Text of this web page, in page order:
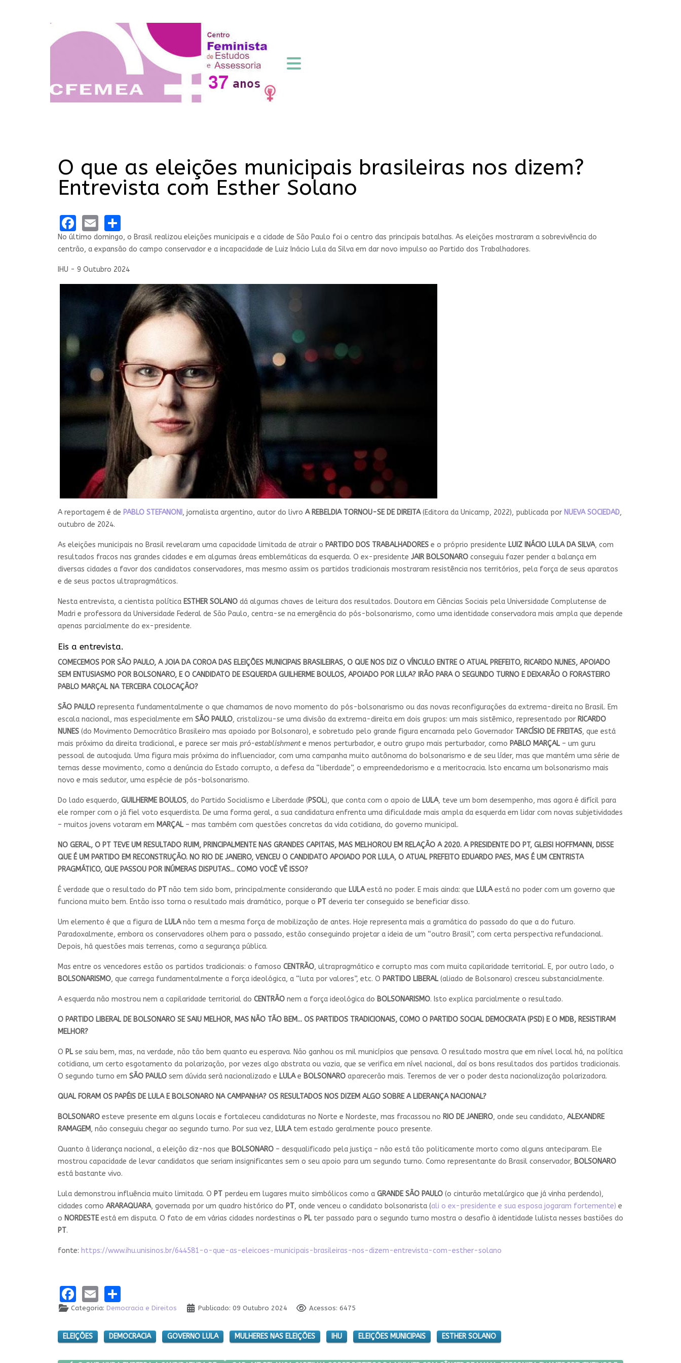
O que as eleições municipais brasileiras nos dizem?
Entrevista com Esther Solano
Facebook
Email
No último domingo, o Brasil realizou eleições municipais e a cidade de São Paulo foi o centro das principais batalhas. As eleições mostraram a sobrevivência do
centrão, a expansão do campo conservador e a incapacidade de Luiz Inácio Lula da Silva em dar novo impulso ao Partido dos Trabalhadores.
IHU - 9 Outubro 2024
A reportagem é de PABLO STEFANONI , jornalista argentino, autor do livro A REBELDIA TORNOU-SE DE DIREITA(Editora da Unicamp, 2022), publicada por NUEVA SOCIEDAD,
outubro de 2024.
As eleições municipais no Brasil revelaram uma capacidade limitada de atrair o PARTIDO DOS TRABALHADORES e o próprio presidente LUIZ INÁCIO LULA DA SILVA, com
resultados fracos nas grandes cidades e em algumas áreas emblemáticas da esquerda. O ex-presidente JAIR BOLSONARO conseguiu fazer pender a balança em
diversas cidades a favor dos candidatos conservadores, mas mesmo assim os partidos tradicionais mostraram resistência nos territórios, pela força de seus aparatos
e de seus pactos ultrapragmáticos.
Nesta entrevista, a cientista política ESTHER SOLANO dá algumas chaves de leitura dos resultados. Doutora em Ciências Sociais pela Universidade Complutense de
Madri e professora da Universidade Federal de São Paulo, centra-se na emergência do pós-bolsonarismo, como uma identidade conservadora mais ampla que depende
apenas parcialmente do ex-presidente.
Eis a entrevista.
COMECEMOS POR SÃO PAULO, A JOIA DA COROA DAS ELEIÇÕES MUNICIPAIS BRASILEIRAS, O QUE NOS DIZ O VÍNCULO ENTRE O ATUAL PREFEITO, RICARDO NUNES, APOIADO
SEM ENTUSIASMO POR BOLSONARO, E O CANDIDATO DE ESQUERDA GUILHERME BOULOS, APOIADO POR LULA? IRÃO PARA O SEGUNDO TURNO E DEIXARÃO O FORASTEIRO
PABLO MARÇAL NA TERCEIRA COLOCAÇÃO?
SÃO PAULO representa fundamentalmente o que chamamos de novo momento do pós-bolsonarismo ou das novas reconfigurações da extrema-direita no Brasil. Em
escala nacional, mas especialmente em SÃO PAULO, cristalizou-se uma divisão da extrema-direita em dois grupos: um mais sistêmico, representado por RICARDO
NUNES (do Movimento Democrático Brasileiro mas apoiado por Bolsonaro), e sobretudo pelo grande figura encarnada pelo Governador TARCÍSIO DE FREITAS, que está
mais próximo da direita tradicional, e parece ser mais pró-establishmente menos perturbador, e outro grupo mais perturbador, como PABLO MARÇAL – um guru
pessoal de autoajuda. Uma figura mais próxima do influenciador, com uma campanha muito autônoma do bolsonarismo e de seu líder, mas que mantém uma série de
temas desse movimento, como a denúncia do Estado corrupto, a defesa da “liberdade”, o empreendedorismo e a meritocracia. Isto encarna um bolsonarismo mais
novo e mais sedutor, uma espécie de pós-bolsonarismo.
Do lado esquerdo, GUILHERME BOULOS, do Partido Socialismo e Liberdade (PSOL), que conta com o apoio de LULA, teve um bom desempenho, mas agora é difícil para
ele romper com o já fiel voto esquerdista. De uma forma geral, a sua candidatura enfrenta uma dificuldade mais ampla da esquerda em lidar com novas subjetividades
– muitos jovens votaram em MARÇAL – mas também com questões concretas da vida cotidiana, do governo municipal.
NO GERAL, O PT TEVE UM RESULTADO RUIM, PRINCIPALMENTE NAS GRANDES CAPITAIS, MAS MELHOROU EM RELAÇÃO A 2020. A PRESIDENTE DO PT, GLEISI HOFFMANN, DISSE
QUE É UM PARTIDO EM RECONSTRUÇÃO. NO RIO DE JANEIRO, VENCEU O CANDIDATO APOIADO POR LULA, O ATUAL PREFEITO EDUARDO PAES, MAS É UM CENTRISTA
PRAGMÁTICO, QUE PASSOU POR INÚMERAS DISPUTAS... COMO VOCÊ VÊ ISSO?
É verdade que o resultado do PT não tem sido bom, principalmente considerando que LULAestá no poder. E mais ainda: que LULAestá no poder com um governo que
funciona muito bem. Então isso torna o resultado mais dramático, porque o PT deveria ter conseguido se beneficiar disso.
Um elemento é que a figura de LULAnão tem a mesma força de mobilização de antes. Hoje representa mais a gramática do passado do que a do futuro.
Paradoxalmente, embora os conservadores olhem para o passado, estão conseguindo projetar a ideia de um “outro Brasil”, com certa perspectiva refundacional.
Depois, há questões mais terrenas, como a segurança pública.
Mas entre os vencedores estão os partidos tradicionais: o famoso CENTRÃO, ultrapragmático e corrupto mas com muita capilaridade territorial. E, por outro lado, o
BOLSONARISMO, que carrega fundamentalmente a força ideológica, a “luta por valores”, etc. O PARTIDO LIBERAL (aliado de Bolsonaro) cresceu substancialmente.
A esquerda não mostrou nem a capilaridade territorial do CENTRÃO nem a força ideológica do BOLSONARISMO. Isto explica parcialmente o resultado.
O PARTIDO LIBERAL DE BOLSONARO SE SAIU MELHOR, MAS NÃO TÃO BEM... OS PARTIDOS TRADICIONAIS, COMO O PARTIDO SOCIAL DEMOCRATA (PSD) E O MDB, RESISTIRAM
MELHOR?
O PL se saiu bem, mas, na verdade, não tão bem quanto eu esperava. Não ganhou os mil municípios que pensava. O resultado mostra que em nível local há, na política
cotidiana, um certo esgotamento da polarização, por vezes algo abstrata ou vazia, que se verifica em nível nacional, daí os bons resultados dos partidos tradicionais.
O segundo turno em SÃO PAULO sem dúvida será nacionalizado e LULAe BOLSONARO aparecerão mais. Teremos de ver o poder desta nacionalização polarizadora.
QUAL FORAM OS PAPÉIS DE LULA E BOLSONARO NA CAMPANHA? OS RESULTADOS NOS DIZEM ALGO SOBRE A LIDERANÇA NACIONAL?
BOLSONARO esteve presente em alguns locais e fortaleceu candidaturas no Norte e Nordeste, mas fracassou no RIO DE JANEIRO, onde seu candidato, ALEXANDRE
RAMAGEM, não conseguiu chegar ao segundo turno. Por sua vez, LULAtem estado geralmente pouco presente.
Quanto à liderança nacional, a eleição diz-nos que BOLSONARO – desqualificado pela justiça – não está tão politicamente morto como alguns anteciparam. Ele
mostrou capacidade de levar candidatos que seriam insignificantes sem o seu apoio para um segundo turno. Como representante do Brasil conservador, BOLSONARO
está bastante vivo.
Lula demonstrou influência muito limitada. O PT perdeu em lugares muito simbólicos como a GRANDE SÃO PAULO (o cinturão metalúrgico que já vinha perdendo),
cidades como ARARAQUARA, governada por um quadro histórico do PT, onde venceu o candidato bolsonarista (ali o ex-presidente e sua esposa jogaram fortemente) e
o NORDESTEestá em disputa. O fato de em várias cidades nordestinas o PL ter passado para o segundo turno mostra o desafio à identidade lulista nesses bastiões do
PT.
fonte: https://www.ihu.unisinos.br/644581-o-que-as-eleicoes-municipais-brasileiras-nos-dizem-entrevista-com-esther-solano
Facebook
Email
Categoria: Democracia e Direitos Publicado: 09 Outubro 2024 Acessos: 6475
ELEIÇÕES DEMOCRACIA GOVERNO LULA MULHERES NAS ELEIÇÕES IHU ELEIÇÕES MUNICIPAIS ESTHER SOLANO